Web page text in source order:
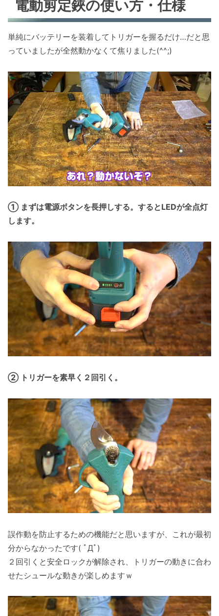
電動剪定鋏の使い方・仕様
単純にバッテリーを装着してトリガーを握るだけ…だと思
っていましたが全然動かなくて焦りました(^^;)
① まずは電源ボタンを長押しする。するとLEDが全点灯
します。
② トリガーを素早く２回引く。
誤作動を防止するための機能だと思いますが、これが最初
分からなかったです( ﾟДﾟ)
２回引くと安全ロックが解除され、トリガーの動きに合わ
せたシュールな動きが楽しめますｗ